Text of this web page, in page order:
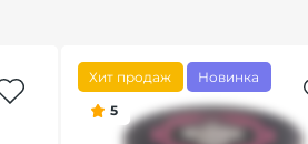
Хит продаж
Новинка
5